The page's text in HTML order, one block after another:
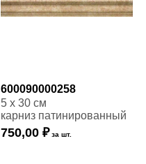
600090000258
5 x 30 см
карниз патинированный
750,00 ₽ за шт.